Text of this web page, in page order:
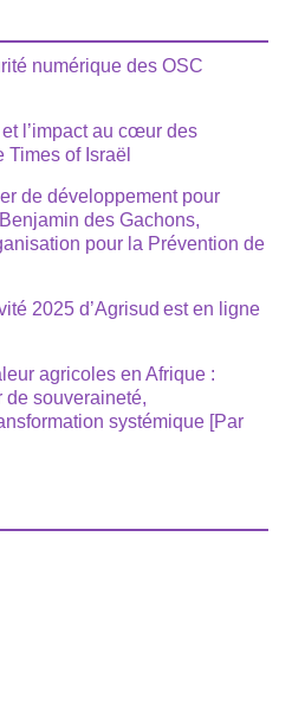
numérique des OSC
l’impact au cœur des
Times of Israël
de développement pour
des Gachons,
pour la Prévention de
2025 d’Agrisud est en ligne
agricoles en Afrique :
de souveraineté,
systémique [Par